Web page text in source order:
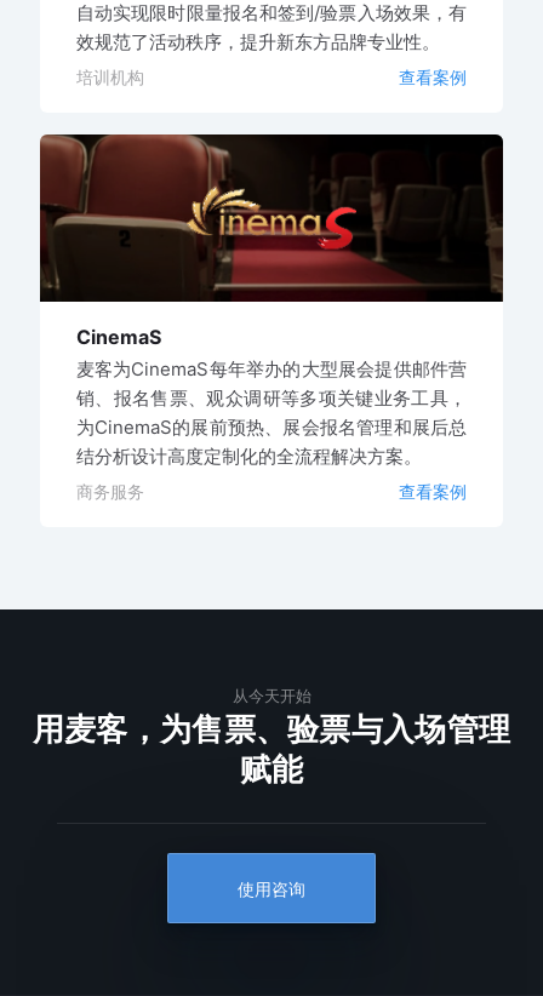
自动实现限时限量报名和签到/验票入场效果，有
效规范了活动秩序，提升新东方品牌专业性。
培训机构 查看案例
CinemaS
麦客为CinemaS每年举办的大型展会提供邮件营
销、报名售票、观众调研等多项关键业务工具，
为CinemaS的展前预热、展会报名管理和展后总
结分析设计高度定制化的全流程解决方案。
商务服务 查看案例
从今天开始
用麦客，为售票、验票与入场管理
赋能
使用咨询